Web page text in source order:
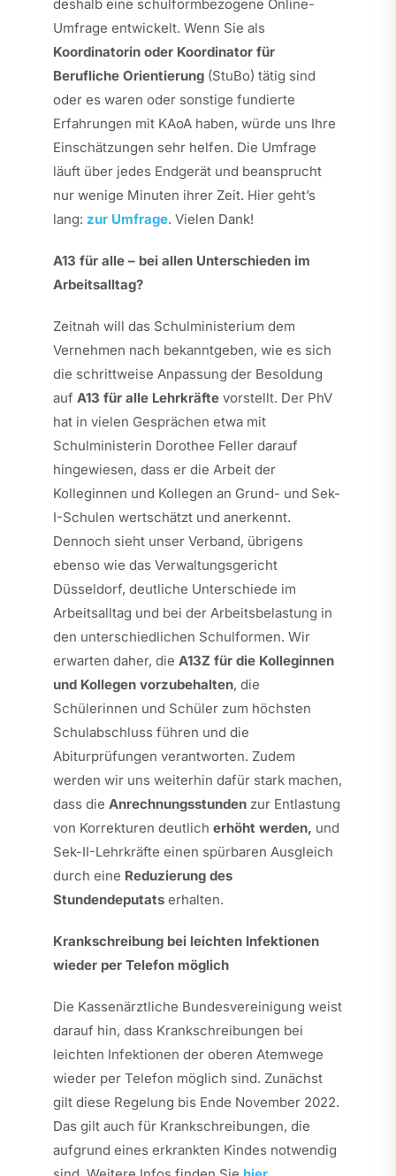
deshalb eine schulformbezogene Online-
Umfrage entwickelt. Wenn Sie als
Koordinatorin oder Koordinator für
Berufliche Orientierung(StuBo) tätig sind
oder es waren oder sonstige fundierte
Erfahrungen mit KAoA haben, würde uns Ihre
Einschätzungen sehr helfen. Die Umfrage
läuft über jedes Endgerät und beansprucht
nur wenige Minuten ihrer Zeit. Hier geht’s
lang: zur Umfrage. Vielen Dank!
A13 für alle – bei allen Unterschieden im
Arbeitsalltag?
Zeitnah will das Schulministerium dem
Vernehmen nach bekanntgeben, wie es sich
die schrittweise Anpassung der Besoldung
auf A13 für alle Lehrkräftevorstellt. Der PhV
hat in vielen Gesprächen etwa mit
Schulministerin Dorothee Feller darauf
hingewiesen, dass er die Arbeit der
Kolleginnen und Kollegen an Grund- und Sek-
I-Schulen wertschätzt und anerkennt.
Dennoch sieht unser Verband, übrigens
ebenso wie das Verwaltungsgericht
Düsseldorf, deutliche Unterschiede im
Arbeitsalltag und bei der Arbeitsbelastung in
den unterschiedlichen Schulformen. Wir
erwarten daher, die A13Z für die Kolleginnen
und Kollegen vorzubehalten, die
Schülerinnen und Schüler zum höchsten
Schulabschluss führen und die
Abiturprüfungen verantworten. Zudem
werden wir uns weiterhin dafür stark machen,
dass die Anrechnungsstundenzur Entlastung
von Korrekturen deutlich erhöht werden, und
Sek-II-Lehrkräfte einen spürbaren Ausgleich
durch eine Reduzierung des
Stundendeputatserhalten.
Krankschreibung bei leichten Infektionen
wieder per Telefon möglich
Die Kassenärztliche Bundesvereinigung weist
darauf hin, dass Krankschreibungen bei
leichten Infektionen der oberen Atemwege
wieder per Telefon möglich sind. Zunächst
gilt diese Regelung bis Ende November 2022.
Das gilt auch für Krankschreibungen, die
aufgrund eines erkrankten Kindes notwendig